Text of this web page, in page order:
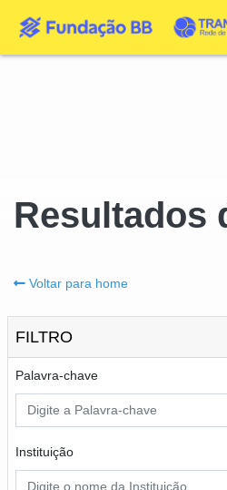
Resultados
Voltar para home
FILTRO
Palavra-chave
Instituição